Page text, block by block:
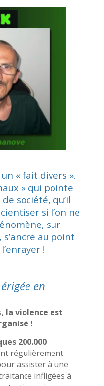
un « fait divers ».
» qui pointe
société, qu’il
si l’on ne
sur
au point
!
en
la violence est
!
200.000
régulièrement
assister à une
infligées à